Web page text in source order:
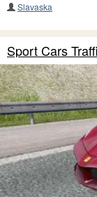
Slavaska
Sport Cars